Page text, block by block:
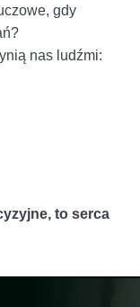
gdy
nas ludźmi:
to serca